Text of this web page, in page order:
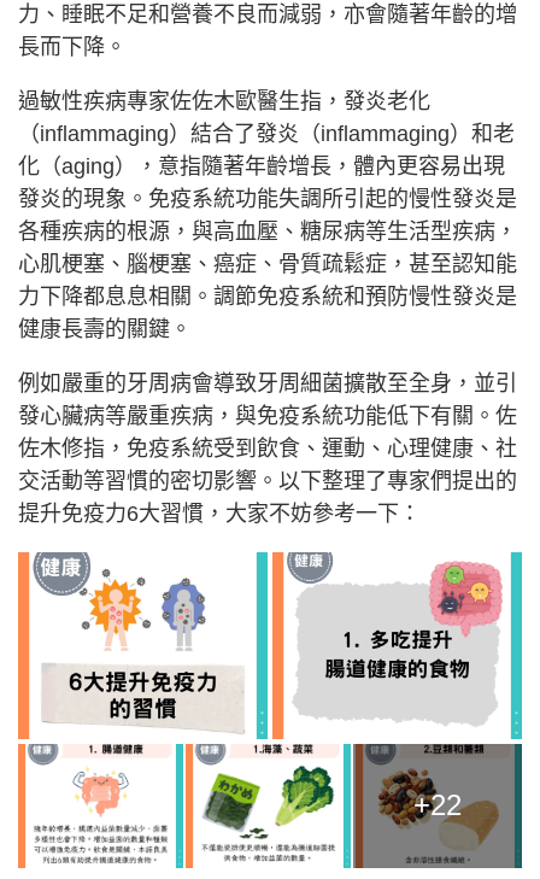
力、睡眠不足和營養不良而減弱，亦會隨著年齡的增
長而下降。
過敏性疾病專家佐佐木歐醫生指，發炎老化
（inflammaging）結合了發炎（inflammaging）和老
化（aging），意指隨著年齡增長，體內更容易出現
發炎的現象。免疫系統功能失調所引起的慢性發炎是
各種疾病的根源，與高血壓、糖尿病等生活型疾病，
心肌梗塞、腦梗塞、癌症、骨質疏鬆症，甚至認知能
力下降都息息相關。調節免疫系統和預防慢性發炎是
健康長壽的關鍵。
例如嚴重的牙周病會導致牙周細菌擴散至全身，並引
發心臟病等嚴重疾病，與免疫系統功能低下有關。佐
佐木修指，免疫系統受到飲食、運動、心理健康、社
交活動等習慣的密切影響。以下整理了專家們提出的
提升免疫力6大習慣，大家不妨參考一下：
+22